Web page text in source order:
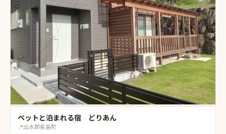
ペットと泊まれる宿 どりあん
📍出水郡長島町